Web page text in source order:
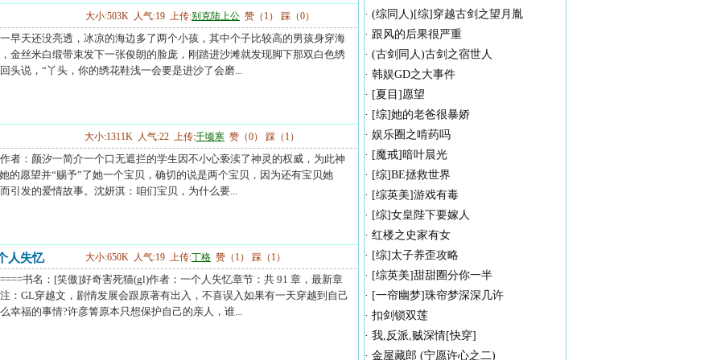
大小:503K 人气:19 上传:别克陆上公 赞（1） 踩（0）
还没亮透，冰凉的海边多了两个小孩，其中个子比较高的男孩身穿海
金丝米白缎带束发下一张俊朗的脸庞，刚踏进沙滩就发现脚下那双白色绣
头说，“丫头，你的绣花鞋浅一会要是进沙了会磨...
大小:1311K 人气:22 上传:千顷寒 赞（0） 踩（1）
者：颜汐一简介一个口无遮拦的学生因不小心亵渎了神灵的权威，为此神
的愿望并“赐予”了她一个宝贝，确切的说是两个宝贝，因为还有宝贝她
引发的爱情故事。沈妍淇：咱们宝贝，为什么要...
人失忆 大小:650K 人气:19 上传:丁格 赞（1） 踩（1）
书名：[笑傲]好奇害死猫(gl)作者：一个人失忆章节：共 91 章，最新章
GL穿越文，剧情发展会跟原著有出入，不喜误入如果有一天穿越到自己
幸福的事情?许彦箐原本只想保护自己的亲人，谁...
· (综同人)[综]穿越古剑之望月胤
· 跟风的后果很严重
· (古剑同人)古剑之宿世人
· 韩娱GD之大事件
· [夏目]愿望
· [综]她的老爸很暴娇
· 娱乐圈之啃药吗
· [魔戒]暗叶晨光
· [综]BE拯救世界
· [综英美]游戏有毒
· [综]女皇陛下要嫁人
· 红楼之史家有女
· [综]太子养歪攻略
· [综英美]甜甜圈分你一半
· [一帘幽梦]珠帘梦深深几许
· 扣剑锁双莲
· 我,反派,贼深情[快穿]
· 金屋藏郎 (宁愿许心之二)